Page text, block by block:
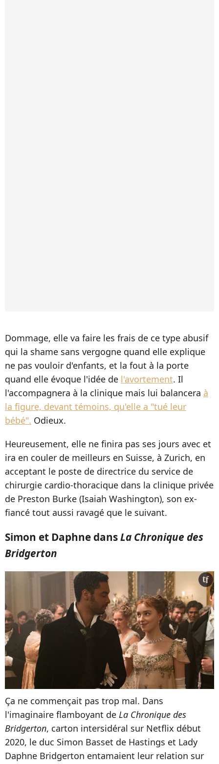
Dommage, elle va faire les frais de ce type abusif
qui la shame sans vergogne quand elle explique
ne pas vouloir d'enfants, et la fout à la porte
quand elle évoque l'idée de l'avortement. Il
l'accompagnera à la clinique mais lui balancera à
la figure, devant témoins, qu'elle a "tué leur
bébé". Odieux.
Heureusement, elle ne finira pas ses jours avec et
ira en couler de meilleurs en Suisse, à Zurich, en
acceptant le poste de directrice du service de
chirurgie cardio-thoracique dans la clinique privée
de Preston Burke (Isaiah Washington), son ex-
fiancé tout aussi ravagé que le suivant.
Simon et Daphne dansLa Chronique des
Bridgerton
Ça ne commençait pas trop mal. Dans
l'imaginaire flamboyant de La Chronique des
Bridgerton, carton intersidéral sur Netflix début
2020, le duc Simon Basset de Hastings et Lady
Daphne Bridgerton entamaient leur relation sur